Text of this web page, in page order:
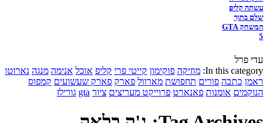
עשתה קליפ
שלם בתוך
המשחק GTA
5
עדי פרל
In this category: מוזיקה פוקימון קייטי פרי קליפ אוכל אנימה מנגה נארוטו
ראמן כתבה פורים תחפושת מארוול פארק פארק שעשועים קמפוס
הנוקמים אומנות פאנארט פרוייקט מעריצים ציור gta גורילז